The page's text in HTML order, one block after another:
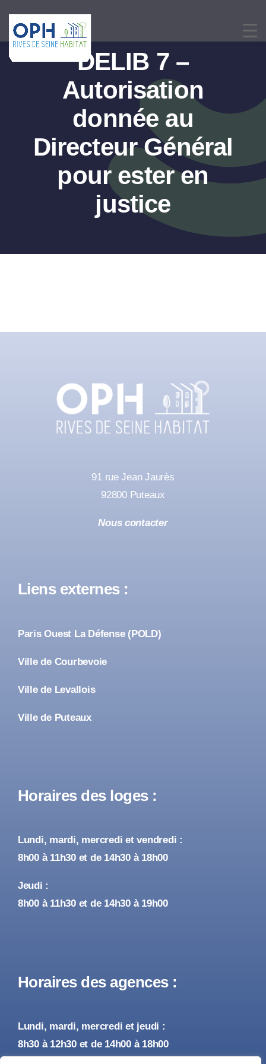
contenu
DELIB 7 –
Autorisation
donnée au
Directeur Général
pour ester en
justice
91 rue Jean Jaurès
92800 Puteaux
Nous contacter
Liens externes :
Paris Ouest La Défense (POLD)
Ville de Courbevoie
Ville de Levallois
Ville de Puteaux
Horaires des loges :
Lundi, mardi, mercredi et vendredi :
8h00 à 11h30 et de 14h30 à 18h00
Jeudi :
8h00 à 11h30 et de 14h30 à 19h00
Horaires des agences :
Lundi, mardi, mercredi et jeudi :
8h30 à 12h30 et de 14h00 à 18h00